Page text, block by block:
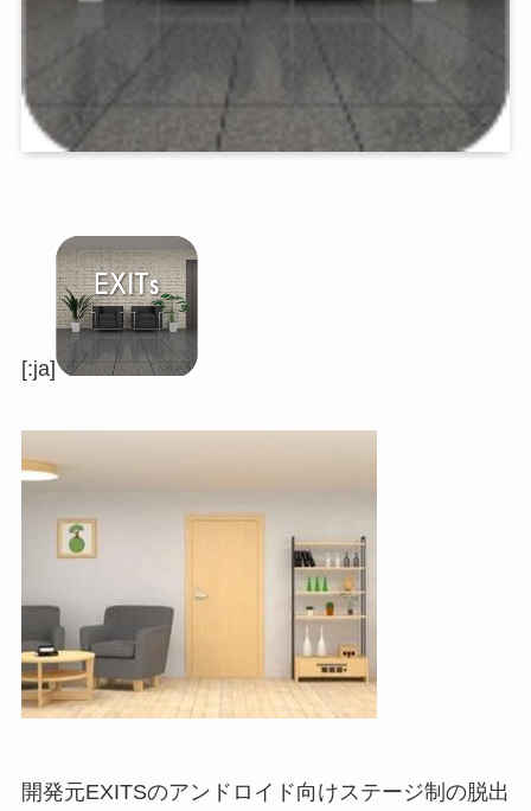
[:ja]
開発元EXITSのアンドロイド向けステージ制の脱出